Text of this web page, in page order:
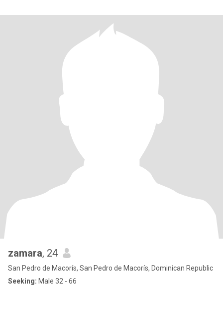
zamara, 24
San Pedro de Macorís, San Pedro de Macorís, Dominican Republic
Seeking: Male 32 - 66